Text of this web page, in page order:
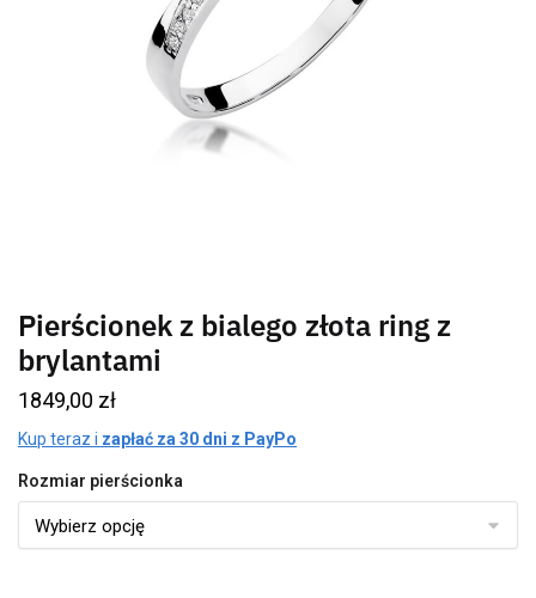
Pierścionek z bialego złota ring z
brylantami
1849,00 zł
Kup teraz i zapłać za 30 dni z PayPo
Rozmiar pierścionka